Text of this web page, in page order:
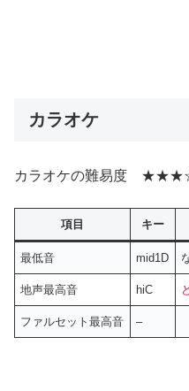
カラオケ
カラオケの難易度
項目 キー
最低音 mid1D
地声最高音 hiC
ファルセット最高音 –